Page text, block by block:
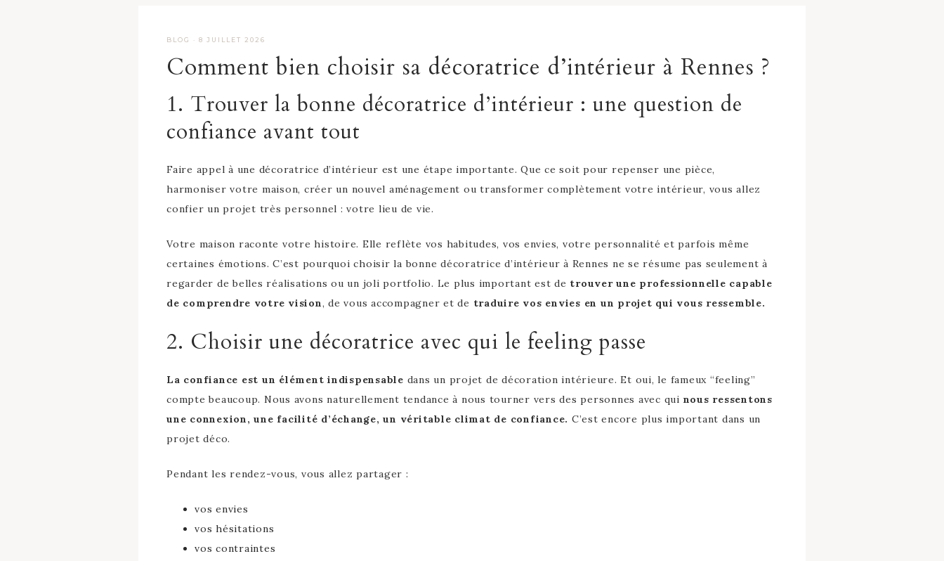
BLOG · 8 JUILLET 2026
Comment bien choisir sa décoratrice d’intérieur à Rennes ?
1. Trouver la bonne décoratrice d’intérieur : une question de
confiance avant tout
Faire appel à une décoratrice d’intérieur est une étape importante. Que ce soit pour repenser une pièce,
harmoniser votre maison, créer un nouvel aménagement ou transformer complètement votre intérieur, vous allez
confier un projet très personnel : votre lieu de vie.
Votre maison raconte votre histoire. Elle reflète vos habitudes, vos envies, votre personnalité et parfois même
certaines émotions. C’est pourquoi choisir la bonne décoratrice d’intérieur à Rennes ne se résume pas seulement à
regarder de belles réalisations ou un joli portfolio. Le plus important est de trouver une professionnelle capable
de comprendre votre vision, de vous accompagner et de traduire vos envies en un projet qui vous ressemble.
2. Choisir une décoratrice avec qui le feeling passe
La confiance est un élément indispensable dans un projet de décoration intérieure. Et oui, le fameux “feeling”
compte beaucoup. Nous avons naturellement tendance à nous tourner vers des personnes avec qui nous ressentons
une connexion, une facilité d’échange, un véritable climat de confiance. C’est encore plus important dans un
projet déco.
Pendant les rendez-vous, vous allez partager :
vos envies
vos hésitations
vos contraintes